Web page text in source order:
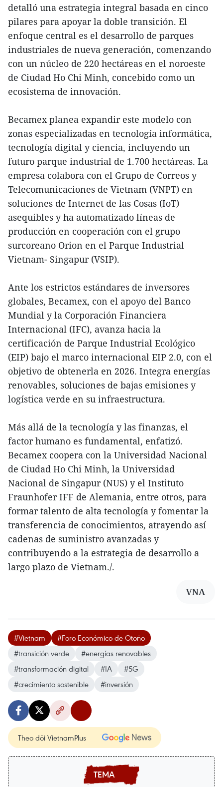
detalló una estrategia integral basada en cinco
pilares para apoyar la doble transición. El
enfoque central es el desarrollo de parques
industriales de nueva generación, comenzando
con un núcleo de 220 hectáreas en el noroeste
de Ciudad Ho Chi Minh, concebido como un
ecosistema de innovación.
Becamex planea expandir este modelo con
zonas especializadas en tecnología informática,
tecnología digital y ciencia, incluyendo un
futuro parque industrial de 1.700 hectáreas. La
empresa colabora con el Grupo de Correos y
Telecomunicaciones de Vietnam (VNPT) en
soluciones de Internet de las Cosas (IoT)
asequibles y ha automatizado líneas de
producción en cooperación con el grupo
surcoreano Orion en el Parque Industrial
Vietnam- Singapur (VSIP).
Ante los estrictos estándares de inversores
globales, Becamex, con el apoyo del Banco
Mundial y la Corporación Financiera
Internacional (IFC), avanza hacia la
certificación de Parque Industrial Ecológico
(EIP) bajo el marco internacional EIP 2.0, con el
objetivo de obtenerla en 2026. Integra energías
renovables, soluciones de bajas emisiones y
logística verde en su infraestructura.
Más allá de la tecnología y las finanzas, el
factor humano es fundamental, enfatizó.
Becamex coopera con la Universidad Nacional
de Ciudad Ho Chi Minh, la Universidad
Nacional de Singapur (NUS) y el Instituto
Fraunhofer IFF de Alemania, entre otros, para
formar talento de alta tecnología y fomentar la
transferencia de conocimientos, atrayendo así
cadenas de suministro avanzadas y
contribuyendo a la estrategia de desarrollo a
largo plazo de Vietnam./.
VNA
#Vietnam
#Foro Económico de Otoño
#transición verde
#energías renovables
#transformación digital
#IA
#5G
#crecimiento sostenible
#inversión
Theo dõi VietnamPlus